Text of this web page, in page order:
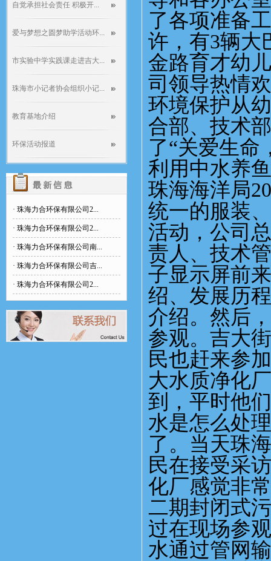
自觉承担社会责任 积极开...
爱与梦想之圆梦助学活动环...
市实验中学实践课走进吉大...
珠海市小记者协会组织小记...
教育基地介绍
环保活动报道
· 珠海力合环保有限公司2...
· 珠海力合环保有限公司2...
· 珠海力合环保有限公司南...
· 珠海力合环保有限公司吉...
· 珠海力合环保有限公司2...
了各项准备
许，有3辆大
金路育才幼
司领导热情
环境保护从
合部、技术
了“关爱生命
利用中水养
珠海海洋局20
统一的服装
活动，公司
责人、技术
子显示屏前
绍、发展历
介绍。然后
参观。吉大
民也赶来参
大水质净化
到，平时他
水是怎么处
了。当天珠
民在接受采
化厂感觉非
二期封闭式
过在现场参
水通过管网